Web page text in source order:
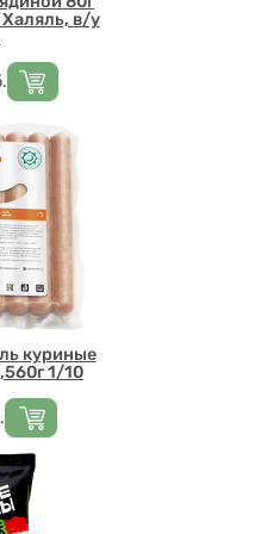
в/у
куриные
1/10